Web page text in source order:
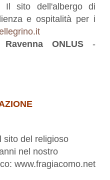
sito dell'albergo di
e ospitalità per i
ONLUS-
sito del religioso
nel nostro
www.fragiacomo.net